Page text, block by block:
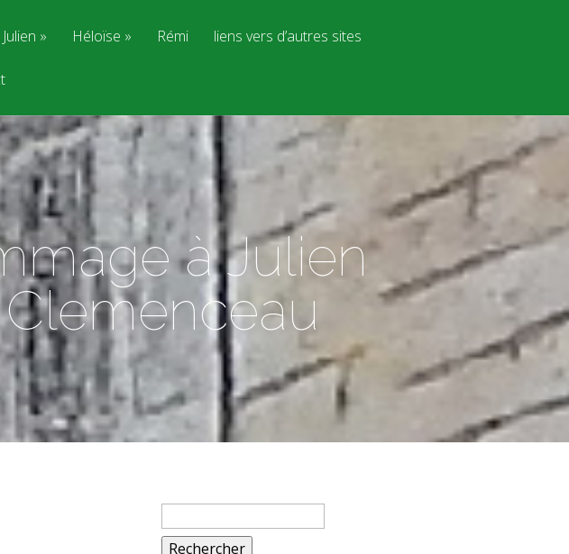
Julien Héloïse Rémi liens vers d’autres sites
à Julien
Rechercher :